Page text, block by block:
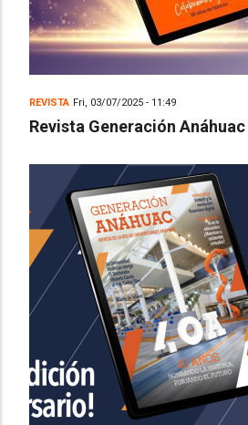
REVISTA Fri, 03/07/2025 - 11:49
Revista Generación